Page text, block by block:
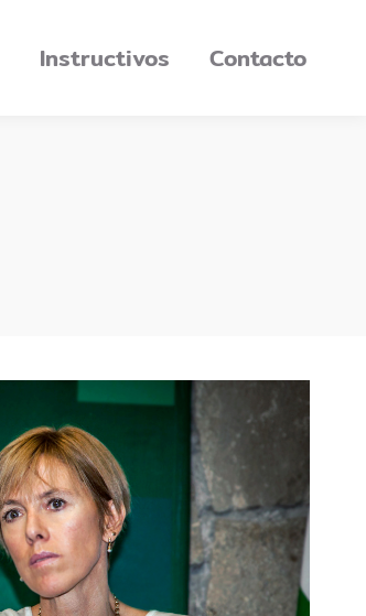
Instructivos Contacto